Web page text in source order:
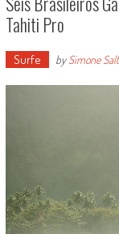
Tahiti Pro
Surfe bySimone